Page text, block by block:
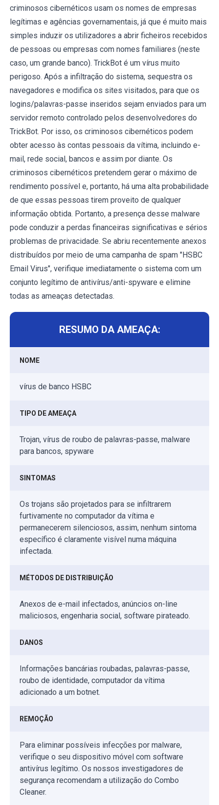
criminosos cibernéticos usam os nomes de empresas
legítimas e agências governamentais, já que é muito mais
simples induzir os utilizadores a abrir ficheiros recebidos
de pessoas ou empresas com nomes familiares (neste
caso, um grande banco). TrickBot é um vírus muito
perigoso. Após a infiltração do sistema, sequestra os
navegadores e modifica os sites visitados, para que os
logins/palavras-passe inseridos sejam enviados para um
servidor remoto controlado pelos desenvolvedores do
TrickBot. Por isso, os criminosos cibernéticos podem
obter acesso às contas pessoais da vítima, incluindo e-
mail, rede social, bancos e assim por diante. Os
criminosos cibernéticos pretendem gerar o máximo de
rendimento possível e, portanto, há uma alta probabilidade
de que essas pessoas tirem proveito de qualquer
informação obtida. Portanto, a presença desse malware
pode conduzir a perdas financeiras significativas e sérios
problemas de privacidade. Se abriu recentemente anexos
distribuídos por meio de uma campanha de spam "HSBC
Email Virus", verifique imediatamente o sistema com um
conjunto legítimo de antivírus/anti-spyware e elimine
todas as ameaças detectadas.
RESUMO DA AMEAÇA:
NOME
vírus de banco HSBC
TIPO DE AMEAÇA
Trojan, vírus de roubo de palavras-passe, malware
para bancos, spyware
SINTOMAS
Os trojans são projetados para se infiltrarem
furtivamente no computador da vítima e
permanecerem silenciosos, assim, nenhum sintoma
específico é claramente visível numa máquina
infectada.
MÉTODOS DE DISTRIBUIÇÃO
Anexos de e-mail infectados, anúncios on-line
maliciosos, engenharia social, software pirateado.
DANOS
Informações bancárias roubadas, palavras-passe,
roubo de identidade, computador da vítima
adicionado a um botnet.
REMOÇÃO
Para eliminar possíveis infecções por malware,
verifique o seu dispositivo móvel com software
antivírus legítimo. Os nossos investigadores de
segurança recomendam a utilização do Combo
Cleaner.